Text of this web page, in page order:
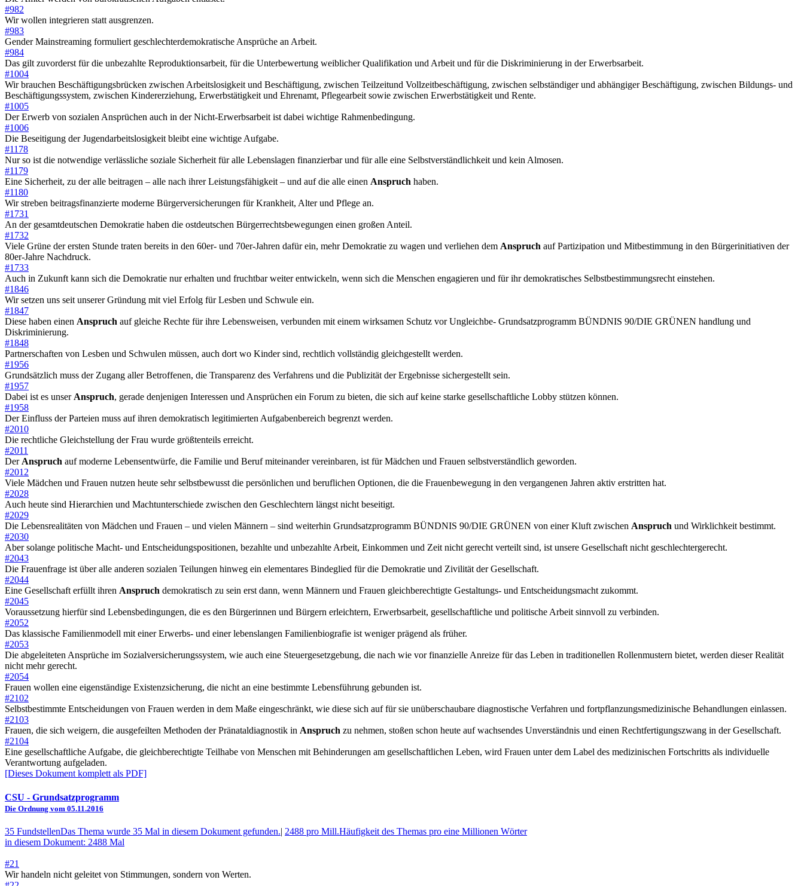
#982
Wir wollen integrieren statt ausgrenzen.
#983
Gender Mainstreaming formuliert geschlechterdemokratische Ansprüche an Arbeit.
#984
Das gilt zuvorderst für die unbezahlte Reproduktionsarbeit, für die Unterbewertung weiblicher Qualifikation und Arbeit und für die Diskriminierung in der Erwerbsarbeit.
#1004
Wir brauchen Beschäftigungsbrücken zwischen Arbeitslosigkeit und Beschäftigung, zwischen Teilzeitund Vollzeitbeschäftigung, zwischen selbständiger und abhängiger Beschäftigung, zwischen Bildungs- und
Beschäftigungssystem, zwischen Kindererziehung, Erwerbstätigkeit und Ehrenamt, Pflegearbeit sowie zwischen Erwerbstätigkeit und Rente.
#1005
Der Erwerb von sozialen Ansprüchen auch in der Nicht-Erwerbsarbeit ist dabei wichtige Rahmenbedingung.
#1006
Die Beseitigung der Jugendarbeitslosigkeit bleibt eine wichtige Aufgabe.
#1178
Nur so ist die notwendige verlässliche soziale Sicherheit für alle Lebenslagen finanzierbar und für alle eine Selbstverständlichkeit und kein Almosen.
#1179
Eine Sicherheit, zu der alle beitragen – alle nach ihrer Leistungsfähigkeit – und auf die alle einen Anspruch haben.
#1180
Wir streben beitragsfinanzierte moderne Bürgerversicherungen für Krankheit, Alter und Pflege an.
#1731
An der gesamtdeutschen Demokratie haben die ostdeutschen Bürgerrechtsbewegungen einen großen Anteil.
#1732
Viele Grüne der ersten Stunde traten bereits in den 60er- und 70er-Jahren dafür ein, mehr Demokratie zu wagen und verliehen dem Anspruch auf Partizipation und Mitbestimmung in den Bürgerinitiativen der
80er-Jahre Nachdruck.
#1733
Auch in Zukunft kann sich die Demokratie nur erhalten und fruchtbar weiter entwickeln, wenn sich die Menschen engagieren und für ihr demokratisches Selbstbestimmungsrecht einstehen.
#1846
Wir setzen uns seit unserer Gründung mit viel Erfolg für Lesben und Schwule ein.
#1847
Diese haben einen Anspruch auf gleiche Rechte für ihre Lebensweisen, verbunden mit einem wirksamen Schutz vor Ungleichbe- Grundsatzprogramm BÜNDNIS 90/DIE GRÜNEN handlung und
Diskriminierung.
#1848
Partnerschaften von Lesben und Schwulen müssen, auch dort wo Kinder sind, rechtlich vollständig gleichgestellt werden.
#1956
Grundsätzlich muss der Zugang aller Betroffenen, die Transparenz des Verfahrens und die Publizität der Ergebnisse sichergestellt sein.
#1957
Dabei ist es unser Anspruch, gerade denjenigen Interessen und Ansprüchen ein Forum zu bieten, die sich auf keine starke gesellschaftliche Lobby stützen können.
#1958
Der Einfluss der Parteien muss auf ihren demokratisch legitimierten Aufgabenbereich begrenzt werden.
#2010
Die rechtliche Gleichstellung der Frau wurde größtenteils erreicht.
#2011
Der Anspruch auf moderne Lebensentwürfe, die Familie und Beruf miteinander vereinbaren, ist für Mädchen und Frauen selbstverständlich geworden.
#2012
Viele Mädchen und Frauen nutzen heute sehr selbstbewusst die persönlichen und beruflichen Optionen, die die Frauenbewegung in den vergangenen Jahren aktiv erstritten hat.
#2028
Auch heute sind Hierarchien und Machtunterschiede zwischen den Geschlechtern längst nicht beseitigt.
#2029
Die Lebensrealitäten von Mädchen und Frauen – und vielen Männern – sind weiterhin Grundsatzprogramm BÜNDNIS 90/DIE GRÜNEN von einer Kluft zwischen Anspruch und Wirklichkeit bestimmt.
#2030
Aber solange politische Macht- und Entscheidungspositionen, bezahlte und unbezahlte Arbeit, Einkommen und Zeit nicht gerecht verteilt sind, ist unsere Gesellschaft nicht geschlechtergerecht.
#2043
Die Frauenfrage ist über alle anderen sozialen Teilungen hinweg ein elementares Bindeglied für die Demokratie und Zivilität der Gesellschaft.
#2044
Eine Gesellschaft erfüllt ihren Anspruch demokratisch zu sein erst dann, wenn Männern und Frauen gleichberechtigte Gestaltungs- und Entscheidungsmacht zukommt.
#2045
Voraussetzung hierfür sind Lebensbedingungen, die es den Bürgerinnen und Bürgern erleichtern, Erwerbsarbeit, gesellschaftliche und politische Arbeit sinnvoll zu verbinden.
#2052
Das klassische Familienmodell mit einer Erwerbs- und einer lebenslangen Familienbiografie ist weniger prägend als früher.
#2053
Die abgeleiteten Ansprüche im Sozialversicherungssystem, wie auch eine Steuergesetzgebung, die nach wie vor finanzielle Anreize für das Leben in traditionellen Rollenmustern bietet, werden dieser Realität
nicht mehr gerecht.
#2054
Frauen wollen eine eigenständige Existenzsicherung, die nicht an eine bestimmte Lebensführung gebunden ist.
#2102
Selbstbestimmte Entscheidungen von Frauen werden in dem Maße eingeschränkt, wie diese sich auf für sie unüberschaubare diagnostische Verfahren und fortpflanzungsmedizinische Behandlungen einlassen.
#2103
Frauen, die sich weigern, die ausgefeilten Methoden der Pränataldiagnostik in Anspruch zu nehmen, stoßen schon heute auf wachsendes Unverständnis und einen Rechtfertigungszwang in der Gesellschaft.
#2104
Eine gesellschaftliche Aufgabe, die gleichberechtigte Teilhabe von Menschen mit Behinderungen am gesellschaftlichen Leben, wird Frauen unter dem Label des medizinischen Fortschritts als individuelle
Verantwortung aufgeladen.
[Dieses Dokument komplett als PDF]
CSU - Grundsatzprogramm
Die Ordnung vom 05.11.2016
35 FundstellenDas Thema wurde 35 Mal in diesem Dokument gefunden.| 2488 pro Mill.Häufigkeit des Themas pro eine Millionen Wörter
in diesem Dokument: 2488 Mal
#21
Wir handeln nicht geleitet von Stimmungen, sondern von Werten.